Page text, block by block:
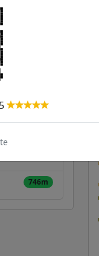
622m
746m